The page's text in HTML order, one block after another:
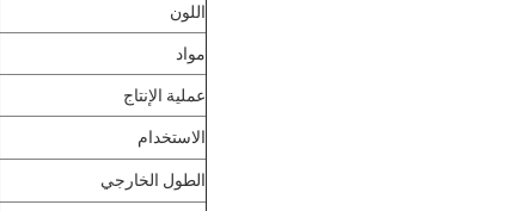
اللون
مواد
عملية الإنتاج
الاستخدام
الطول الخارجي